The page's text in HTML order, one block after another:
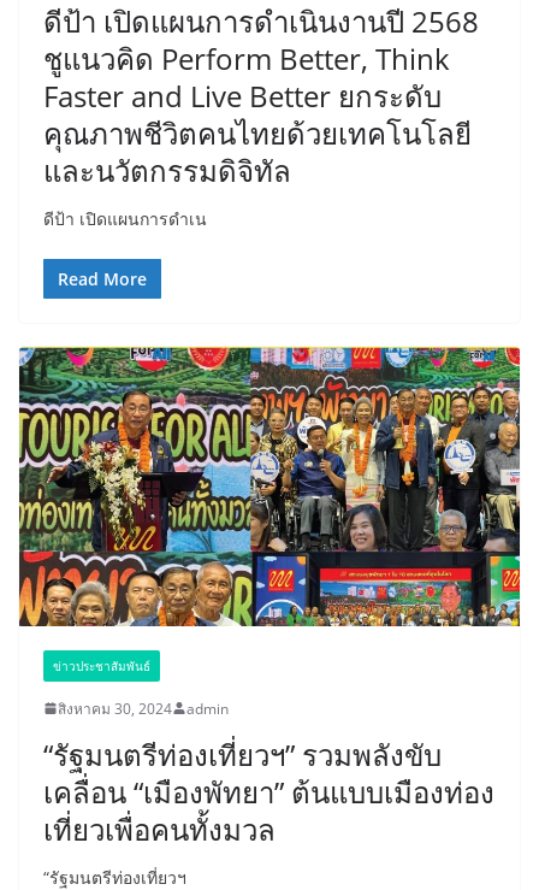
ดีป้า เปิดแผนการดำเนินงานปี 2568
ชูแนวคิด Perform Better, Think
Faster and Live Better ยกระดับ
คุณภาพชีวิตคนไทยด้วยเทคโนโลยี
และนวัตกรรมดิจิทัล
ดีป้า เปิดแผนการดำเน
Read More
ข่าวประชาสัมพันธ์
สิงหาคม 30, 2024 admin
“รัฐมนตรีท่องเที่ยวฯ” รวมพลังขับ
เคลื่อน “เมืองพัทยา” ต้นแบบเมืองท่อง
เที่ยวเพื่อคนทั้งมวล
“รัฐมนตรีท่องเที่ยวฯ